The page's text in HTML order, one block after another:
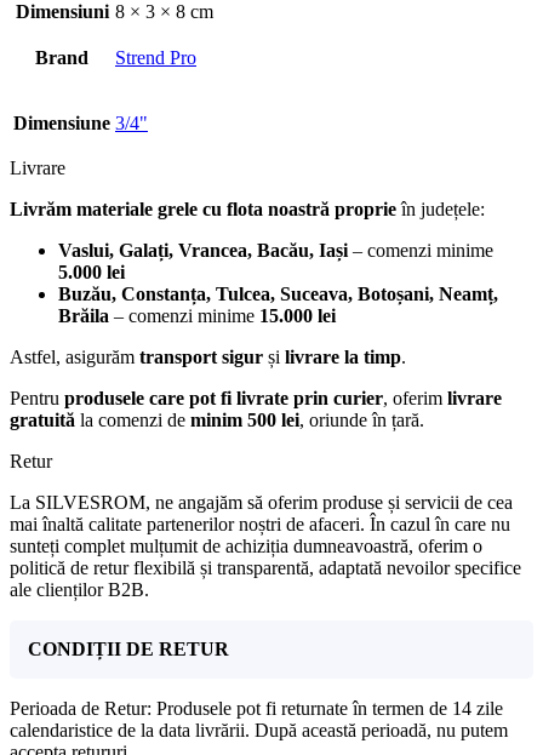
Dimensiuni 8 × 3 × 8 cm
Brand Strend Pro
Dimensiune 3/4"
Livrare
Livrăm materiale grele cu flota noastră proprieîn județele:
Vaslui, Galați, Vrancea, Bacău, Iași– comenzi minime
5.000 lei
Buzău, Constanța, Tulcea, Suceava, Botoșani, Neamț,
Brăila – comenzi minime 15.000 lei
Astfel, asigurăm transport sigur și livrare la timp.
Pentru produsele care pot fi livrate prin curier, oferim livrare
gratuită la comenzi de minim 500 lei, oriunde în țară.
Retur
La SILVESROM, ne angajăm să oferim produse și servicii de cea
mai înaltă calitate partenerilor noștri de afaceri. În cazul în care nu
sunteți complet mulțumit de achiziția dumneavoastră, oferim o
politică de retur flexibilă și transparentă, adaptată nevoilor specifice
ale clienților B2B.
CONDIȚII DE RETUR
Perioada de Retur: Produsele pot fi returnate în termen de 14 zile
calendaristice de la data livrării. După această perioadă, nu putem